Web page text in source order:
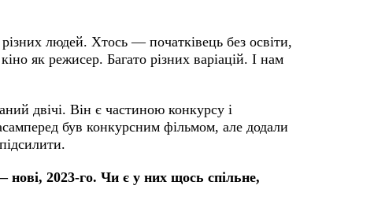
людей. Хтось — початківець без освіти,
як режисер. Багато різних варіацій. І нам
двічі. Він є частиною конкурсу і
був конкурсним фільмом, але додали
нові, 2023-го. Чи є у них щось спільне,